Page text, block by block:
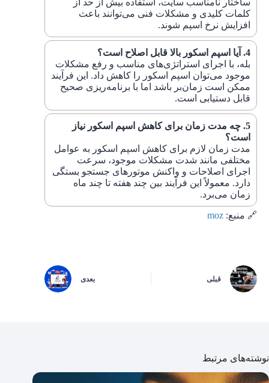
کلمات کلیدی و مشکلات فنی می‌توانند باعث
افزایش نرخ اسپم شوند.
آیا اسپم اسکور بالا قابل اصلاح است؟
بله، با اجرای استراتژی‌های مناسب و رفع مشکلات
موجود می‌توان اسپم اسکور را کاهش داد. این فرآیند
ممکن است زمان‌بر باشد اما با برنامه‌ریزی صحیح
قابل دستیابی است.
چه مدت زمان برای کاهش اسپم اسکور نیاز
است؟
مدت زمان لازم برای کاهش اسپم اسکور به عوامل
مختلفی مانند شدت مشکلات موجود، سرعت
اجرای اصلاحات و واکنش موتورهای جستجو بستگی
دارد. معمولاً این فرآیند بین چند هفته تا چند ماه
زمان می‌برد.
🔗 منبع: moz
قبلی بعدی
نوشته‌های مرتبط